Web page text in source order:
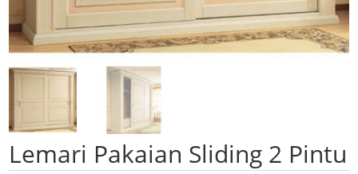
Lemari Pakaian Sliding 2 Pintu